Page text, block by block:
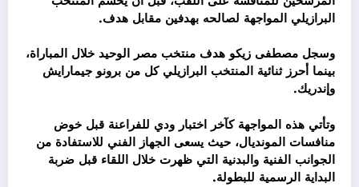
البرازيلي المواجهة لصالحه بهدفين مقابل هدف.
وسجل مصطفى زيكو هدف منتخب مصر الوحيد خلال المباراة،
بينما أحرز ثنائية المنتخب البرازيلي كل من برونو جيمارايش
وإندريك.
وتأتي هذه المواجهة كآخر اختبار ودي للفراعنة قبل خوض
منافسات المونديال، حيث يسعى الجهاز الفني للاستفادة من
الجوانب الفنية والبدنية التي ظهرت خلال اللقاء قبل ضربة
البداية الرسمية للبطولة.